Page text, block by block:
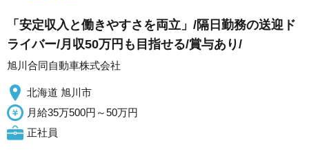
「安定収入と働きやすさを両立」/隔日勤務の送迎ド
ライバー/月収50万円も目指せる/賞与あり/
旭川合同自動車株式会社
北海道 旭川市
月給35万500円～50万円
正社員